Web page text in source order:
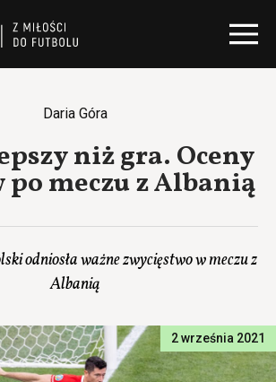
Daria Góra
niż gra. Oceny
po meczu z Albanią
odniosła ważne zwycięstwo w meczu z
Albanią
2 września 2021